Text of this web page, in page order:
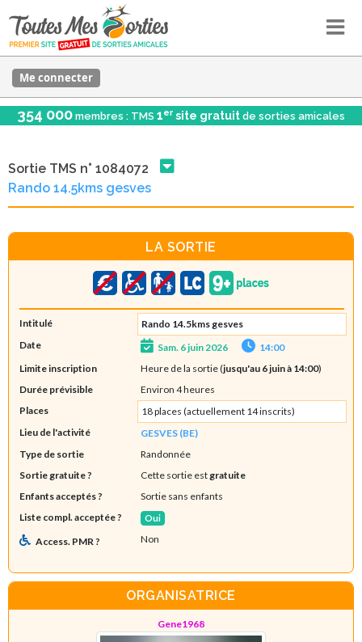
Me connecter
354 000 membres : TMS 1er site gratuit de sorties amicales
Sortie TMS n° 1084072
Rando 14.5kms gesves
LA SORTIE
Intitulé
Rando 14.5kms gesves
Date
Sam. 6 juin 2026
14:00
Limite inscription
Heure de la sortie (jusqu'au 6 juin à 14:00)
Durée prévisible
Environ 4 heures
Places
18 places (actuellement 14 inscrits)
Lieu de l'activité
GESVES (BE)
Type de sortie
Randonnée
Sortie gratuite ?
Cette sortie est gratuite
Enfants acceptés ?
Sortie sans enfants
Liste compl. acceptée ?
Oui
Access. PMR ? Non
ORGANISATRICE
Gene1968